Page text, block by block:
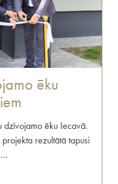
ēku
dzīvojamo ēku Iecavā.
rezultātā tapusi
…